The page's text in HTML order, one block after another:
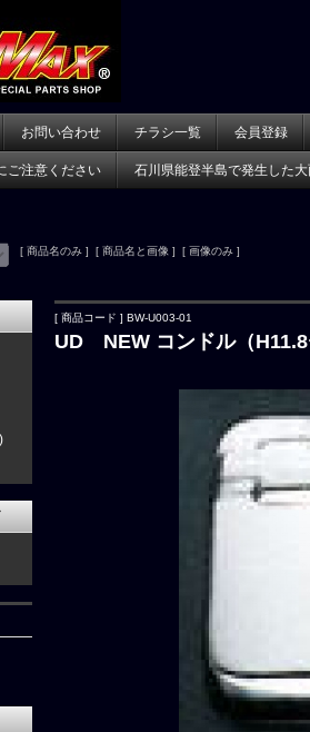
お問い合わせ チラシ一覧 会員登録
ご注意ください 石川県能登半島で発生した
[ 商品名のみ ] [ 商品名と画像 ] [ 画像のみ ]
[ 商品コード ] BW-U003-01
UD NEW コンドル（H11.8